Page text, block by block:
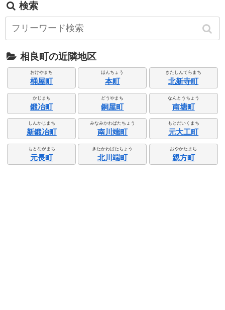
検索
相良町の近隣地区
おけやまち
桶屋町
ほんちょう
本町
きたしんてらまち
北新寺町
かじまち
鍛冶町
どうやまち
銅屋町
なんとうちょう
南塘町
しんかじまち
新鍛冶町
みなみかわばたちょう
南川端町
もとだいくまち
元大工町
もとながまち
元長町
きたかわばたちょう
北川端町
おやかたまち
親方町